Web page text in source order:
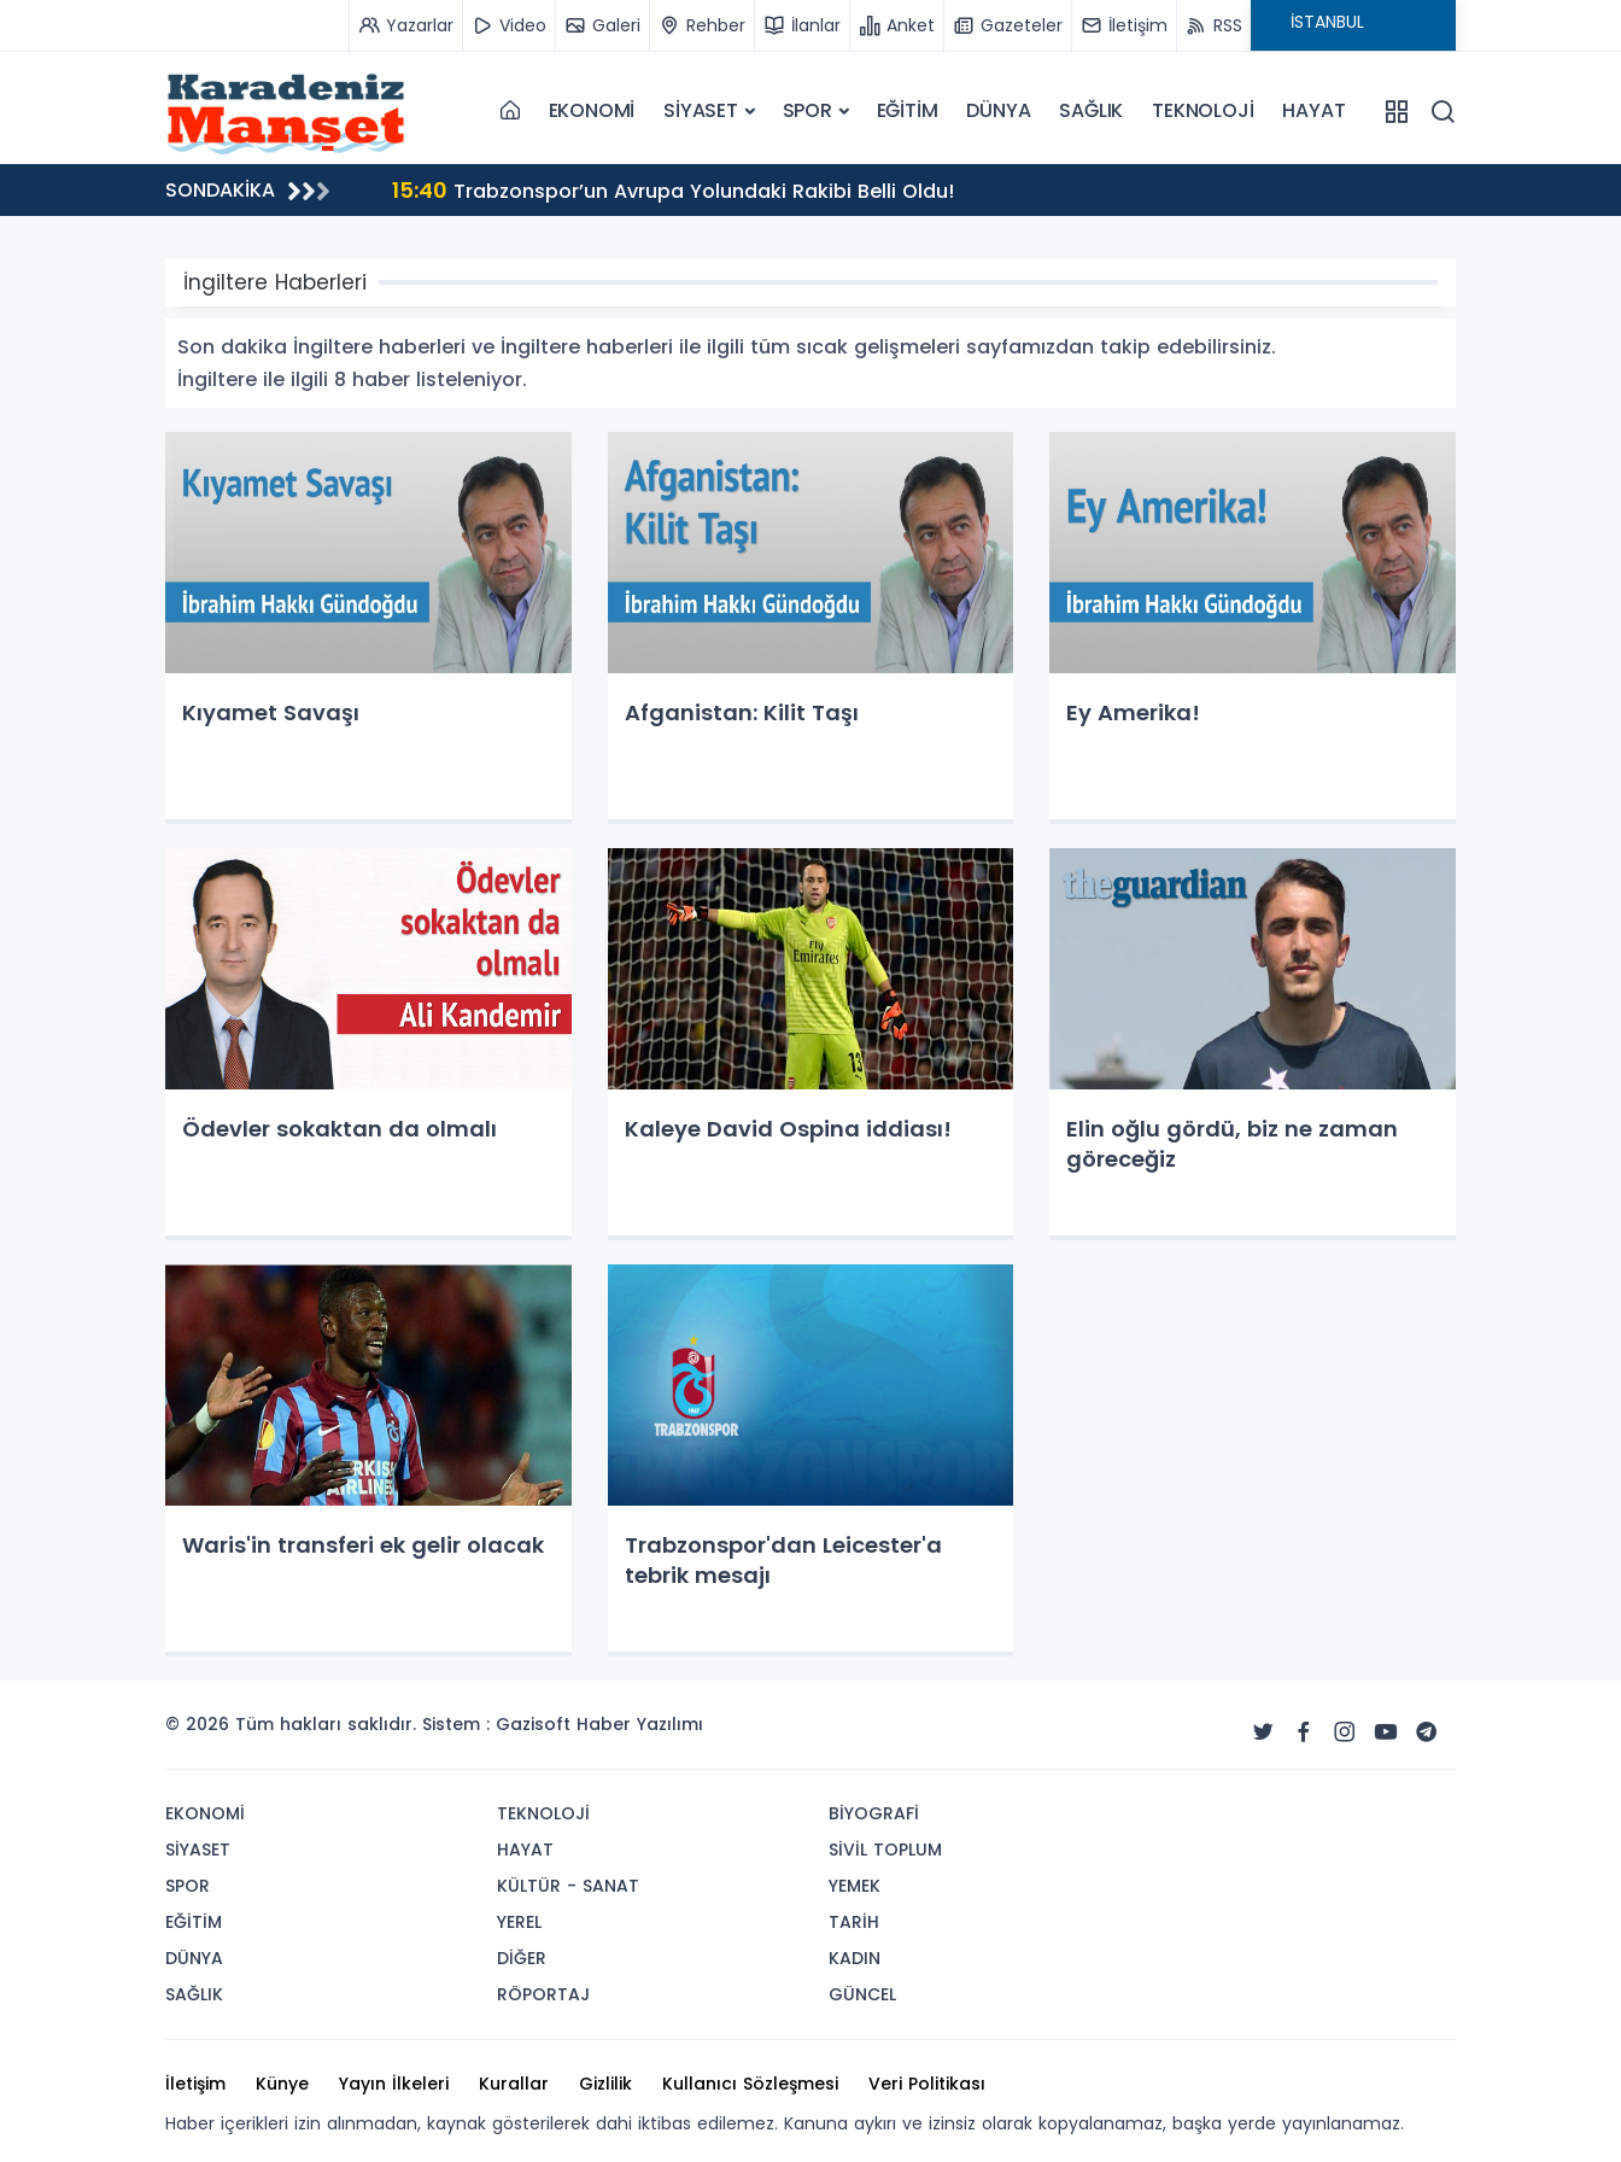
Yazarlar Video Galeri Rehber İlanlar Anket Gazeteler İletişim RSS
EKONOMİ SİYASET SPOR EĞİTİM DÜNYA SAĞLIK TEKNOLOJİ HAYAT
SONDAKİKA 15:40 Trabzonspor’un Avrupa Yolundaki Rakibi Belli Oldu!
İngiltere Haberleri
Son dakika İngiltere haberleri ve İngiltere haberleri ile ilgili tüm sıcak gelişmeleri sayfamızdan takip edebilirsiniz.
İngiltere ile ilgili 8 haber listeleniyor.
Kıyamet Savaşı Afganistan: Kilit Taşı Ey Amerika!
Ödevler sokaktan da olmalı Kaleye David Ospina iddiası!
Elin oğlu gördü, biz ne zaman
göreceğiz
Waris'in transferi ek gelir olacak
Trabzonspor'dan Leicester'a
tebrik mesajı
© 2026 Tüm hakları saklıdır. Sistem : Gazisoft Haber Yazılımı
EKONOMİ
SİYASET
SPOR
EĞİTİM
DÜNYA
SAĞLIK
TEKNOLOJİ
HAYAT
KÜLTÜR - SANAT
YEREL
DİĞER
RÖPORTAJ
BİYOGRAFİ
SİVİL TOPLUM
YEMEK
TARİH
KADIN
GÜNCEL
İletişim Künye Yayın İlkeleri Kurallar Gizlilik Kullanıcı Sözleşmesi
Veri Politikası
Haber içerikleri izin alınmadan, kaynak gösterilerek dahi iktibas edilemez. Kanuna aykırı ve izinsiz olarak kopyalanamaz, başka yerde yayınlanamaz.